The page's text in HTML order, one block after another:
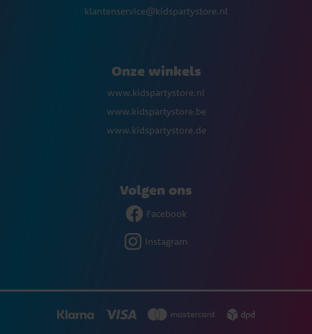
klantenservice@kidspartystore.nl
Onze winkels
www.kidspartystore.nl
www.kidspartystore.be
www.kidspartystore.de
Volgen ons
Facebook
Instagram